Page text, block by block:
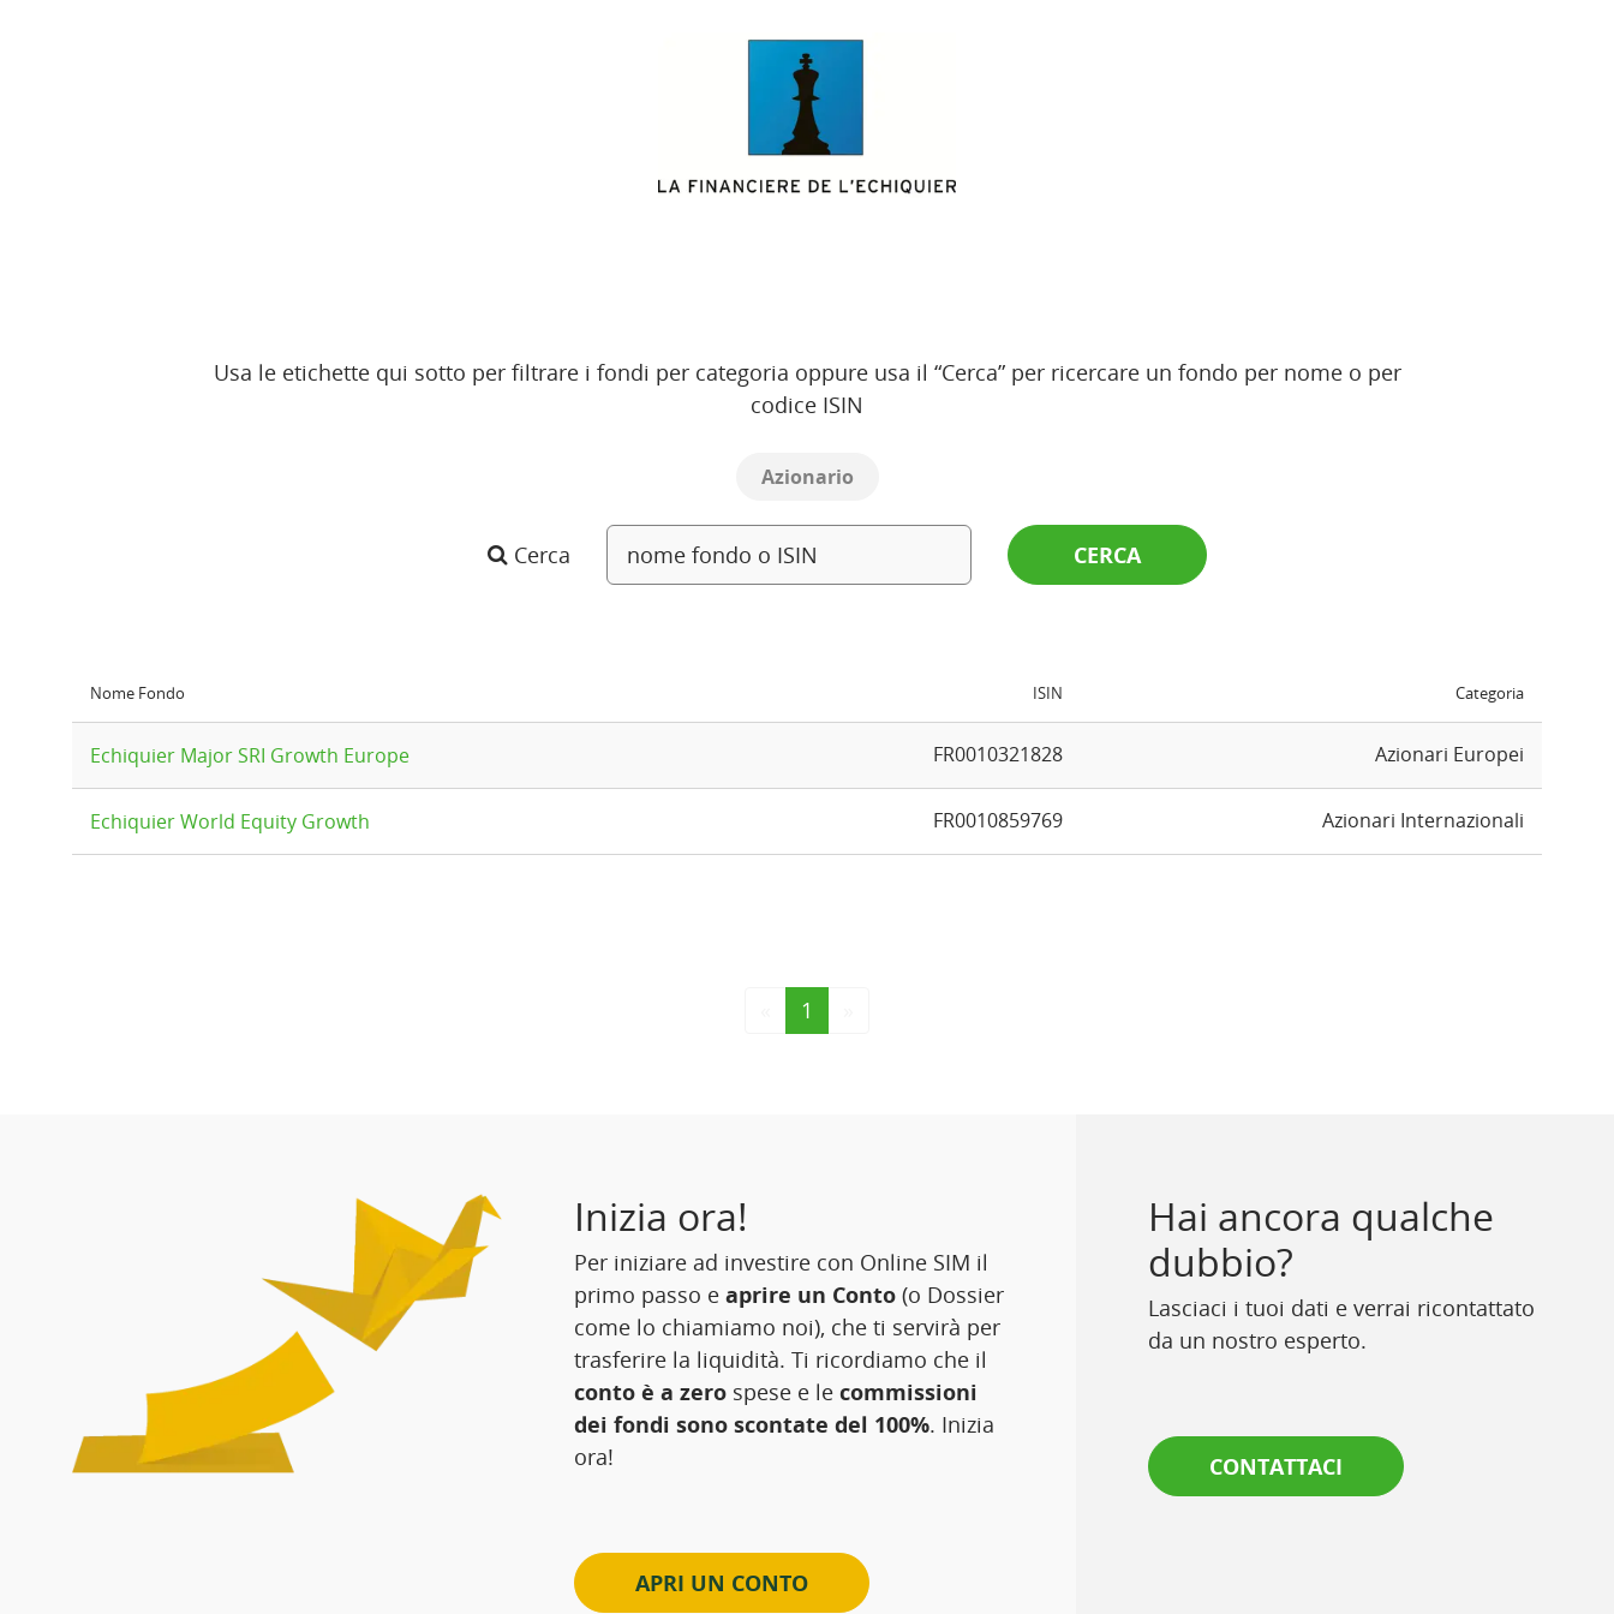
Usa le etichette qui sotto per filtrare i fondi per categoria oppure usa il “Cerca” per ricercare un fondo per nome o per
codice ISIN
Azionario
Cerca CERCA
Nome Fondo ISIN Categoria
Echiquier Major SRI Growth Europe FR0010321828 Azionari Europei
Echiquier World Equity Growth FR0010859769 Azionari Internazionali
1
Inizia ora!
Per iniziare ad investire con Online SIM il
primo passo e aprire un Conto (o Dossier
come lo chiamiamo noi), che ti servirà per
trasferire la liquidità. Ti ricordiamo che il
conto è a zero spese e le commissioni
dei fondi sono scontate del 100%. Inizia
ora!
APRI UN CONTO
Hai ancora qualche
dubbio?
Lasciaci i tuoi dati e verrai ricontattato
da un nostro esperto.
CONTATTACI